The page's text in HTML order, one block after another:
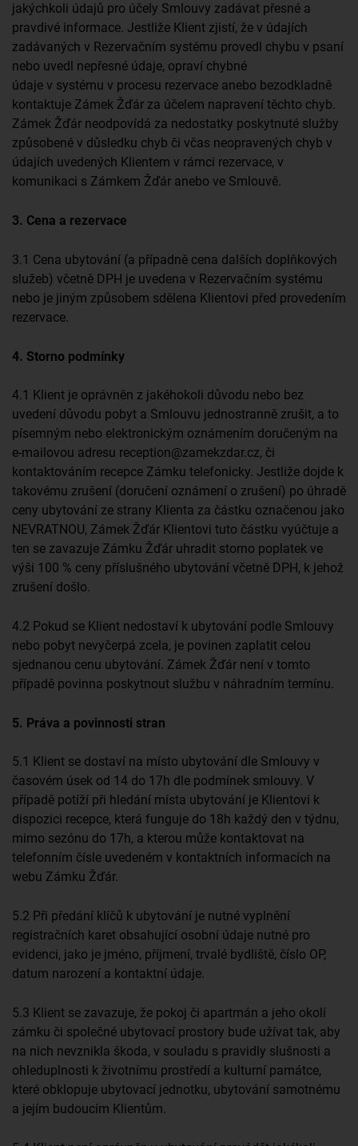
jakýchkoli údajů pro účely Smlouvy zadávat přesné a
pravdivé informace. Jestliže Klient zjistí, že v údajích
zadávaných v Rezervačním systému provedl chybu v psaní
nebo uvedl nepřesné údaje, opraví chybné
údaje v systému v procesu rezervace anebo bezodkladně
kontaktuje Zámek Žďár za účelem napravení těchto chyb.
Zámek Žďár neodpovídá za nedostatky poskytnuté služby
způsobené v důsledku chyb či včas neopravených chyb v
údajích uvedených Klientem v rámci rezervace, v
komunikaci s Zámkem Žďár anebo ve Smlouvě.
3. Cena a rezervace
3.1 Cena ubytování (a případně cena dalších doplňkových
služeb) včetně DPH je uvedena v Rezervačním systému
nebo je jiným způsobem sdělena Klientovi před provedením
rezervace.
4. Storno podmínky
4.1 Klient je oprávněn z jakéhokoli důvodu nebo bez
uvedení důvodu pobyt a Smlouvu jednostranně zrušit, a to
písemným nebo elektronickým oznámením doručeným na
e-mailovou adresu reception@zamekzdar.cz, či
kontaktováním recepce Zámku telefonicky. Jestliže dojde k
takovému zrušení (doručení oznámení o zrušení) po úhradě
ceny ubytování ze strany Klienta za částku označenou jako
NEVRATNOU, Zámek Žďár Klientovi tuto částku vyúčtuje a
ten se zavazuje Zámku Žďár uhradit storno poplatek ve
výši 100 % ceny příslušného ubytování včetně DPH, k jehož
zrušení došlo.
4.2 Pokud se Klient nedostaví k ubytování podle Smlouvy
nebo pobyt nevyčerpá zcela, je povinen zaplatit celou
sjednanou cenu ubytování. Zámek Žďár není v tomto
případě povinna poskytnout službu v náhradním termínu.
5. Práva a povinnosti stran
5.1 Klient se dostaví na místo ubytování dle Smlouvy v
časovém úsek od 14 do 17h dle podmínek smlouvy. V
případě potíží při hledání místa ubytování je Klientovi k
dispozici recepce, která funguje do 18h každý den v týdnu,
mimo sezónu do 17h, a kterou může kontaktovat na
telefonním čísle uvedeném v kontaktních informacích na
webu Zámku Žďár.
5.2 Při předání klíčů k ubytování je nutné vyplnění
registračních karet obsahující osobní údaje nutné pro
evidenci, jako je jméno, příjmení, trvalé bydliště, číslo OP,
datum narození a kontaktní údaje.
5.3 Klient se zavazuje, že pokoj či apartmán a jeho okolí
zámku či společné ubytovací prostory bude užívat tak, aby
na nich nevznikla škoda, v souladu s pravidly slušnosti a
ohleduplnosti k životnímu prostředí a kulturní památce,
které obklopuje ubytovací jednotku, ubytování samotnému
a jejím budoucím Klientům.